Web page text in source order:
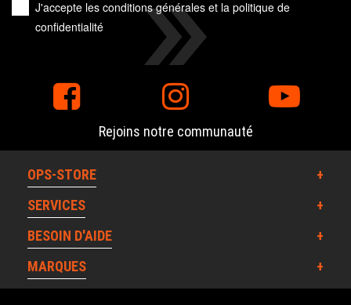
J'accepte lesconditions générales et lapolitique de
confidentialité
Rejoins notre communauté
OPS-STORE
SERVICES
BESOIN D'AIDE
MARQUES